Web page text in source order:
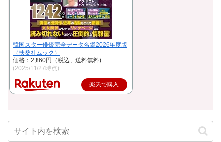
韓国スター俳優完全データ名鑑2026年度版
（扶桑社ムック）
価格：2,860円（税込、送料無料)
(2025/11/27時点)
楽天で購入